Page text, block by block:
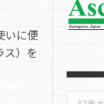
いに便
ス）を